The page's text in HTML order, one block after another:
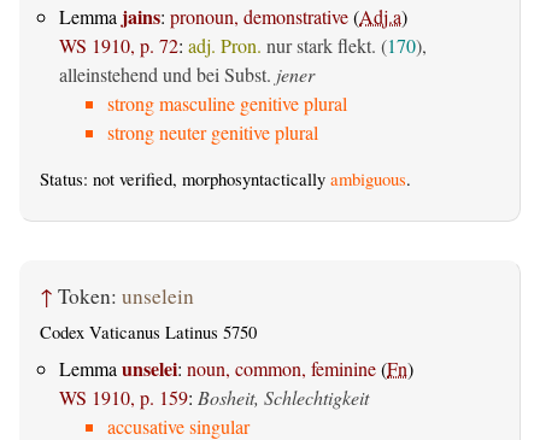
Lemma jains: pronoun, demonstrative(Adj.a)
WS 1910, p. 72: adj. Pron. nur stark flekt. (170),
alleinstehend und bei Subst. jener
strong masculine genitive plural
strong neuter genitive plural
Status: not verified, morphosyntactically ambiguous.
↑ Token: unselein
Codex Vaticanus Latinus 5750
Lemma unselei: noun, common, feminine(Fn)
WS 1910, p. 159: Bosheit, Schlechtigkeit
accusative singular